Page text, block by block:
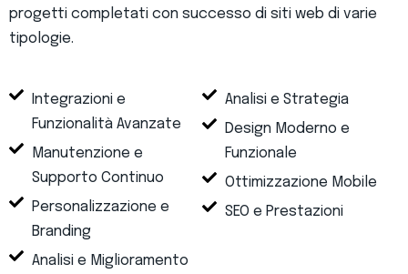
progetti completati con successo di siti web di varie
tipologie.
Integrazioni e
Funzionalità Avanzate
Manutenzione e
Supporto Continuo
Personalizzazione e
Branding
Analisi e Miglioramento
Analisi e Strategia
Design Moderno e
Funzionale
Ottimizzazione Mobile
SEO e Prestazioni